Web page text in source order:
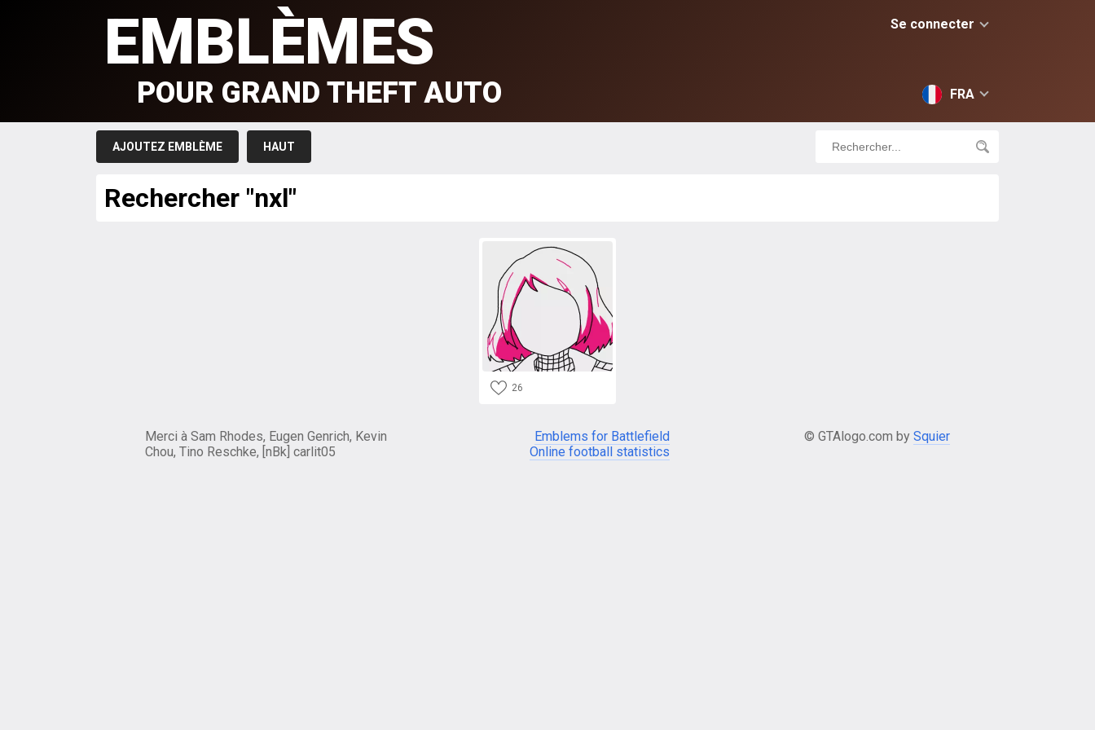
Se connecter
FRA
EMBLÈMES
POUR GRAND THEFT AUTO
AJOUTEZ EMBLÈME HAUT
Rechercher "nxl"
26
Merci à Sam Rhodes, Eugen Genrich, Kevin
Chou, Tino Reschke, [nBk] carlit05
Emblems for Battlefield
Online football statistics
© GTAlogo.com by Squier